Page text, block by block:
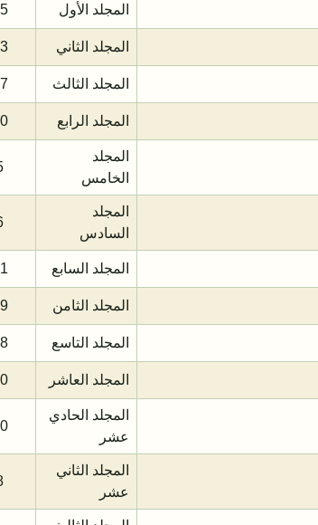
المجلد الأول
المجلد الثاني
المجلد الثالث
المجلد الرابع
المجلد
الخامس
المجلد
السادس
المجلد السابع
المجلد الثامن
المجلد التاسع
المجلد العاشر
المجلد الحادي
عشر
المجلد الثاني
عشر